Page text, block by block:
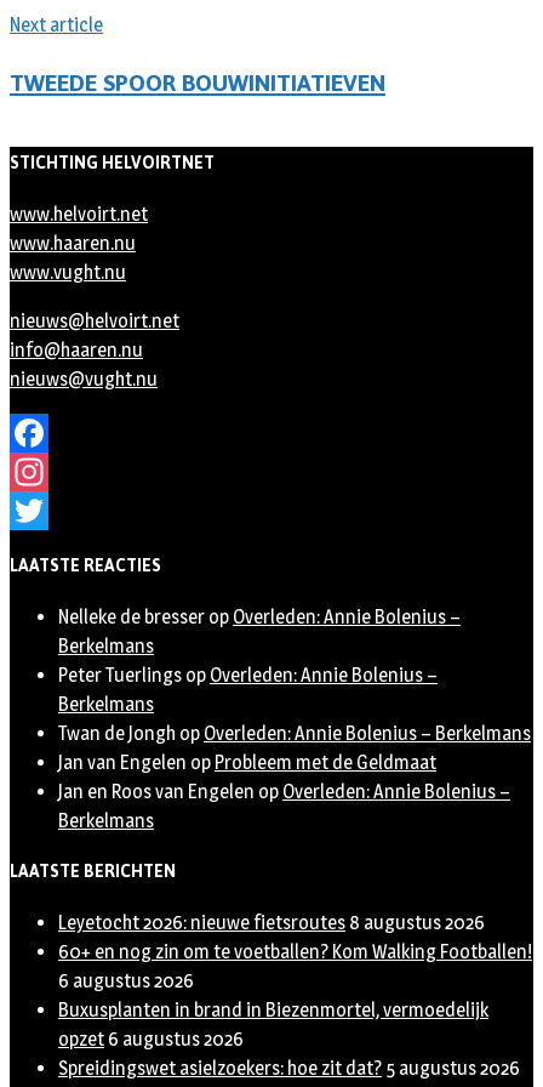
Next article
TWEEDE SPOOR BOUWINITIATIEVEN
STICHTING HELVOIRTNET
www.helvoirt.net
www.haaren.nu
www.vught.nu
nieuws@helvoirt.net
info@haaren.nu
nieuws@vught.nu
Facebook
Instagram
LAATSTE REACTIES
Nelleke de bresser op Overleden: Annie Bolenius –
Berkelmans
Peter Tuerlings op Overleden: Annie Bolenius –
Berkelmans
Twan de Jongh op Overleden: Annie Bolenius – Berkelmans
Jan van Engelen op Probleem met de Geldmaat
Jan en Roos van Engelen op Overleden: Annie Bolenius –
Berkelmans
LAATSTE BERICHTEN
Leyetocht 2026: nieuwe fietsroutes 8 augustus 2026
60+ en nog zin om te voetballen? Kom Walking Footballen!
6 augustus 2026
Buxusplanten in brand in Biezenmortel, vermoedelijk
opzet 6 augustus 2026
Spreidingswet asielzoekers: hoe zit dat? 5 augustus 2026